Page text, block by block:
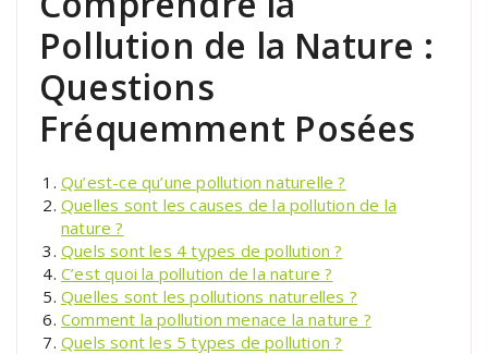
Pollution de la Nature :
Questions
Fréquemment Posées
Qu’est-ce qu’une pollution naturelle ?
Quelles sont les causes de la pollution de la
nature ?
Quels sont les 4 types de pollution ?
C’est quoi la pollution de la nature ?
Quelles sont les pollutions naturelles ?
Comment la pollution menace la nature ?
Quels sont les 5 types de pollution ?